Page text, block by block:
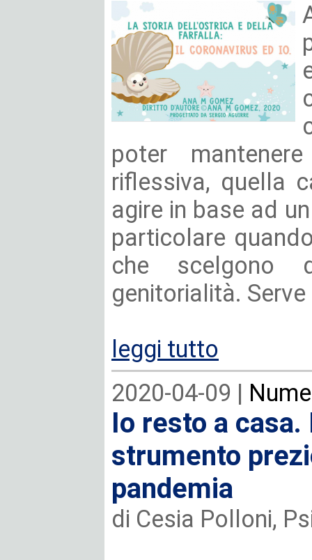
poter
riflessiva, quella
agire in base ad
particolare
che scelgono
genitorialità.
leggi tutto
2020-04-09 |
Io resto a
strumento
pandemia
di Cesia Polloni,